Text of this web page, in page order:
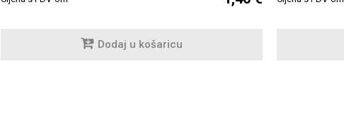
Dodaj u košaricu